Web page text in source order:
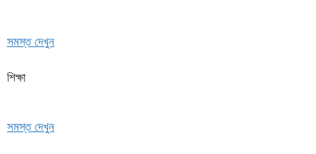
সমস্ত দেখুন
শিক্ষা
সমস্ত দেখুন